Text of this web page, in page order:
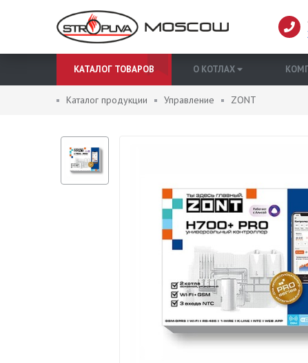
КАТАЛОГ ТОВАРОВ О КОТЛАХ
Каталог продукции Управление ZONT